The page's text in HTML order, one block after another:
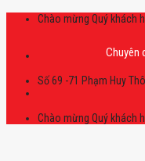
Skip
Chào mừng Quý khách
Chuyên cung
Số 69 -71 Phạm Huy
Chào mừng Quý khách